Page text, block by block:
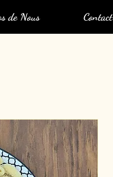
de Nous Contact